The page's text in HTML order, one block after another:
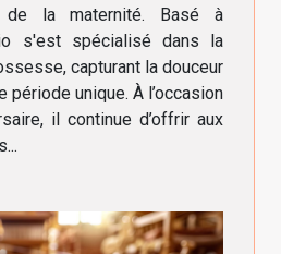
de la maternité. Basé à
s'est spécialisé dans la
capturant la douceur
période unique. À l’occasion
il continue d’offrir aux